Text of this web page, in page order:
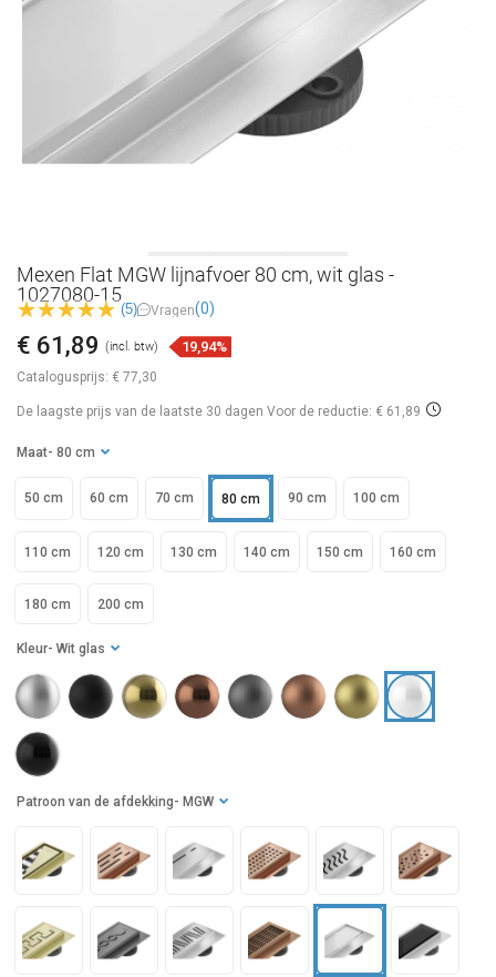
Mexen Flat MGW lijnafvoer 80 cm, wit glas -
1027080-15
(5) Vragen(0)
Catalogusprijs: € 77,30
€ 61,89 (incl. btw) 19,94%
De laagste prijs van de laatste 30 dagen Voor de reductie: € 61,89
Maat - 80 cm
50 cm 60 cm 70 cm 80 cm 90 cm 100 cm
110 cm 120 cm 130 cm 140 cm 150 cm 160 cm
180 cm 200 cm
Kleur - Wit glas
Patroon van de afdekking - MGW